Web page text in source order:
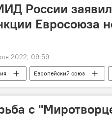
России
Евросоюза
2022, 09:59
Европейский союз
с